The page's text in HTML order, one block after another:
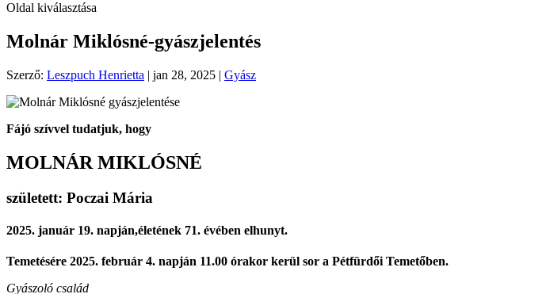
Oldal kiválasztása
Molnár Miklósné-gyászjelentés
Szerző: Leszpuch Henrietta | jan 28, 2025 | Gyász
Fájó szívvel tudatjuk, hogy
MOLNÁR MIKLÓSNÉ
született: Poczai Mária
2025. január 19. napján,életének 71. évében elhunyt.
Temetésére 2025. február 4. napján 11.00 órakor kerül sor a Pétfürdői Temetőben.
Gyászoló család